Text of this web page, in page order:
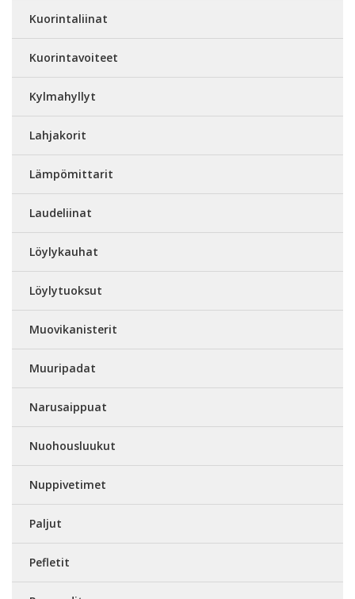
Kuorintaliinat
Kuorintavoiteet
Kylmahyllyt
Lahjakorit
Lämpömittarit
Laudeliinat
Löylykauhat
Löylytuoksut
Muovikanisterit
Muuripadat
Narusaippuat
Nuohousluukut
Nuppivetimet
Paljut
Pefletit